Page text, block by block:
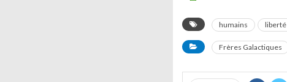
humains liberté
Frères Galactiques